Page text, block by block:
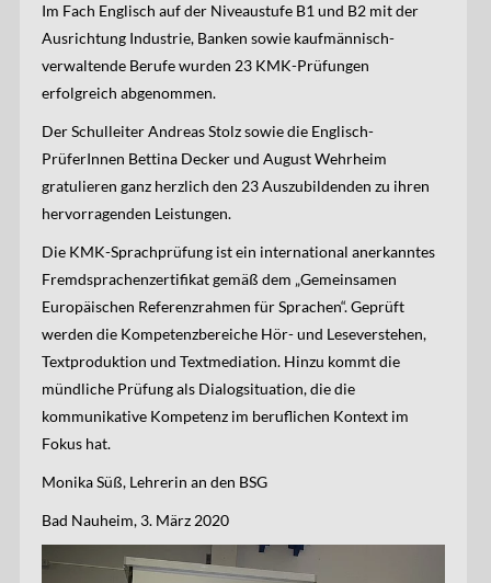
Im Fach Englisch auf der Niveaustufe B1 und B2 mit der
Ausrichtung Industrie, Banken sowie kaufmännisch-
verwaltende Berufe wurden 23 KMK-Prüfungen
erfolgreich abgenommen.
Der Schulleiter Andreas Stolz sowie die Englisch-
PrüferInnen Bettina Decker und August Wehrheim
gratulieren ganz herzlich den 23 Auszubildenden zu ihren
hervorragenden Leistungen.
Die KMK-Sprachprüfung ist ein international anerkanntes
Fremdsprachenzertifikat gemäß dem „Gemeinsamen
Europäischen Referenzrahmen für Sprachen“. Geprüft
werden die Kompetenzbereiche Hör- und Leseverstehen,
Textproduktion und Textmediation. Hinzu kommt die
mündliche Prüfung als Dialogsituation, die die
kommunikative Kompetenz im beruflichen Kontext im
Fokus hat.
Monika Süß, Lehrerin an den BSG
Bad Nauheim, 3. März 2020